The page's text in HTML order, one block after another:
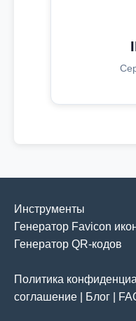
Инструменты
Генератор Favicon
Генератор QR-кодов
Политика
соглашение
Блог